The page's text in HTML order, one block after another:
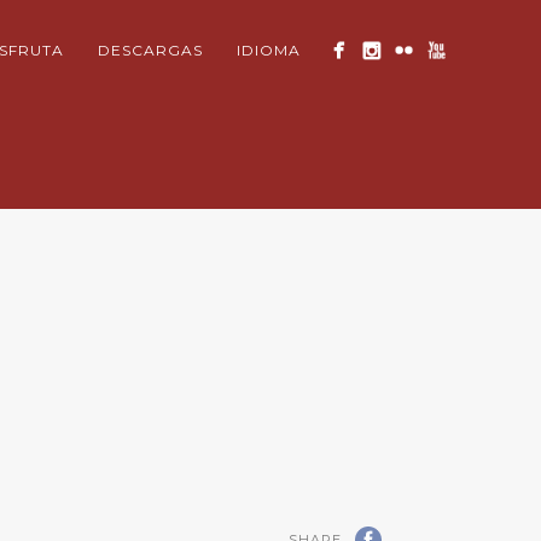
DESCARGAS IDIOMA